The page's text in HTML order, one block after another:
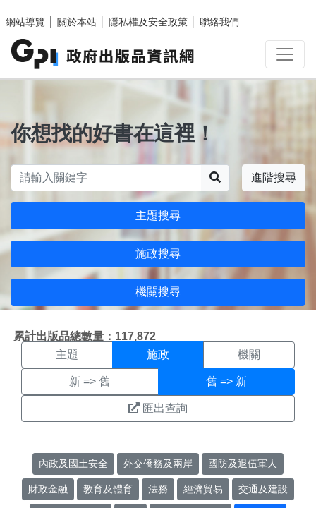
網站導覽
關於本站 隱私權及安全政策 聯絡我們
你想找的好書在這裡！
進階搜尋
主題搜尋
施政搜尋
機關搜尋
累計出版品總數量：117,872
施政搜尋結果頁面
主題 施政 機關
新 => 舊 舊 => 新
匯出查詢
內政及國土安全 外交僑務及兩岸 國防及退伍軍人
財政金融 教育及體育 法務 經濟貿易 交通及建設